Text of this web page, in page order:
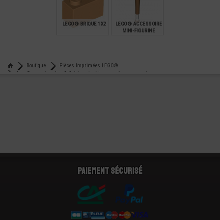
LEGO® BRIQUE 1X2
LEGO® ACCESSOIRE
MINI-FIGURINE
Boutique
Pièces Imprimées LEGO®
Lego® container box 2x2x1 imprimé harry potter game spinner
Paiement sécurisé